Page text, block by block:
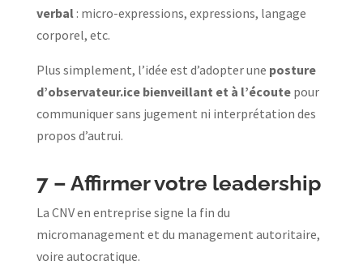
verbal : micro-expressions, expressions, langage
corporel, etc.
Plus simplement, l’idée est d’adopter une posture
d’observateur.ice bienveillant et à l’écoute pour
communiquer sans jugement ni interprétation des
propos d’autrui.
7 – Affirmer votre leadership
La CNV en entreprise signe la fin du
micromanagement et du management autoritaire,
voire autocratique.